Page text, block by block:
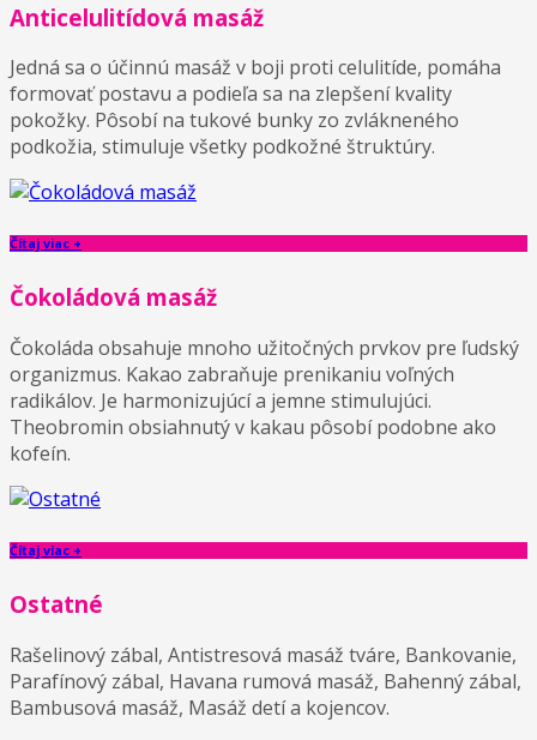
Anticelulitídová masáž
Jedná sa o účinnú masáž v boji proti celulitíde, pomáha
formovať postavu a podieľa sa na zlepšení kvality
pokožky. Pôsobí na tukové bunky zo zvlákneného
podkožia, stimuluje všetky podkožné štruktúry.
Čítaj viac +
Čokoládová masáž
Čokoláda obsahuje mnoho užitočných prvkov pre ľudský
organizmus. Kakao zabraňuje prenikaniu voľných
radikálov. Je harmonizujúcí a jemne stimulujúci.
Theobromin obsiahnutý v kakau pôsobí podobne ako
kofeín.
Čítaj viac +
Ostatné
Rašelinový zábal, Antistresová masáž tváre, Bankovanie,
Parafínový zábal, Havana rumová masáž, Bahenný zábal,
Bambusová masáž, Masáž detí a kojencov.